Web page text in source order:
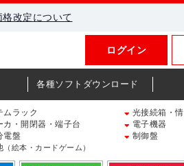
格改定について
ログイン
各種ソフトダウンロード
ムラック
光接続箱・
カ・開閉器・端子台
電子機器
電盤
制御盤
（絵本・カードゲーム）